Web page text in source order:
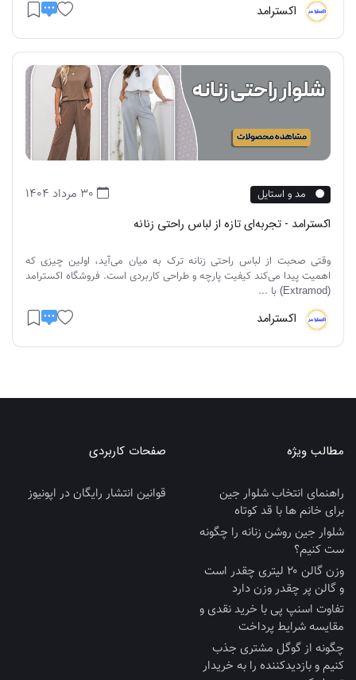
اکسترامد
مد و استایل
اکسترامد - تجربه‌ای تازه از لباس راحتی زنانه
وقتی صحبت از لباس راحتی زنانه ترک به میان می‌آید، اولین چیزی که
اهمیت پیدا می‌کند کیفیت پارچه و طراحی کاربردی است. فروشگاه اکسترامد
(Extramod) با ...
اکسترامد
مطالب ویژه
راهنمای انتخاب شلوار جین
برای خانم ها با قد کوتاه
شلوار جین روشن زنانه را چگونه
ست کنیم؟
وزن گالن ۲۰ لیتری چقدر است
و گالن پر چقدر وزن دارد
تفاوت اسنپ پی با خرید نقدی و
مقایسه شرایط پرداخت
چگونه از گوگل مشتری جذب
کنیم و بازدیدکننده را به خریدار
صفحات کاربردی
قوانین انتشار رایگان در اپونیوز